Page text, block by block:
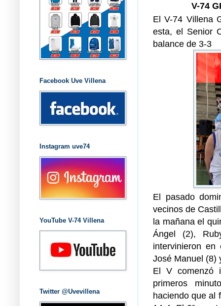
V-74
El V-74 Villena
esta, el Senior
balance de 3-3
El pasado
vecinos de
la mañana el
Ángel (2),
intervinieron
José Manuel (8)
El V comenzó
primeros
haciendo que al
Facebook Uve Villena
Instagram uve74
YouTube V-74 Villena
Twitter @Uvevillena